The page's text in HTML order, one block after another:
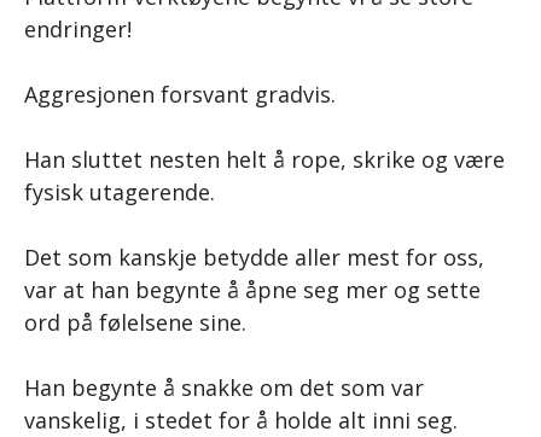
endringer!
Aggresjonen forsvant gradvis.
Han sluttet nesten helt å rope, skrike og være
fysisk utagerende.
Det som kanskje betydde aller mest for oss,
var at han begynte å åpne seg mer og sette
ord på følelsene sine.
Han begynte å snakke om det som var
vanskelig, i stedet for å holde alt inni seg.